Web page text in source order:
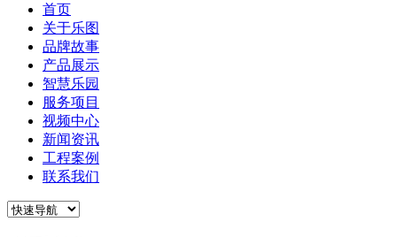
首页
关于乐图
品牌故事
产品展示
智慧乐园
服务项目
视频中心
新闻资讯
工程案例
联系我们